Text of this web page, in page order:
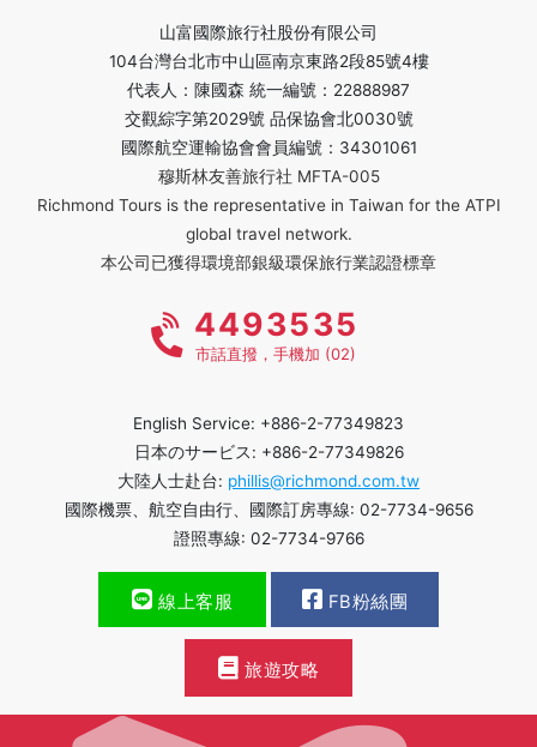
山富國際旅行社股份有限公司
104台灣台北市中山區南京東路2段85號4樓
代表人：陳國森 統一編號：22888987
交觀綜字第2029號 品保協會北0030號
國際航空運輸協會會員編號：34301061
穆斯林友善旅行社 MFTA-005
Richmond Tours is the representative in Taiwan for the ATPI
global travel network.
本公司已獲得環境部銀級環保旅行業認證標章
4493535
市話直撥，手機加 (02)
English Service: +886-2-77349823
日本のサービス: +886-2-77349826
大陸人士赴台: phillis@richmond.com.tw
國際機票、航空自由行、國際訂房專線: 02-7734-9656
證照專線: 02-7734-9766
線上客服 FB粉絲團
旅遊攻略